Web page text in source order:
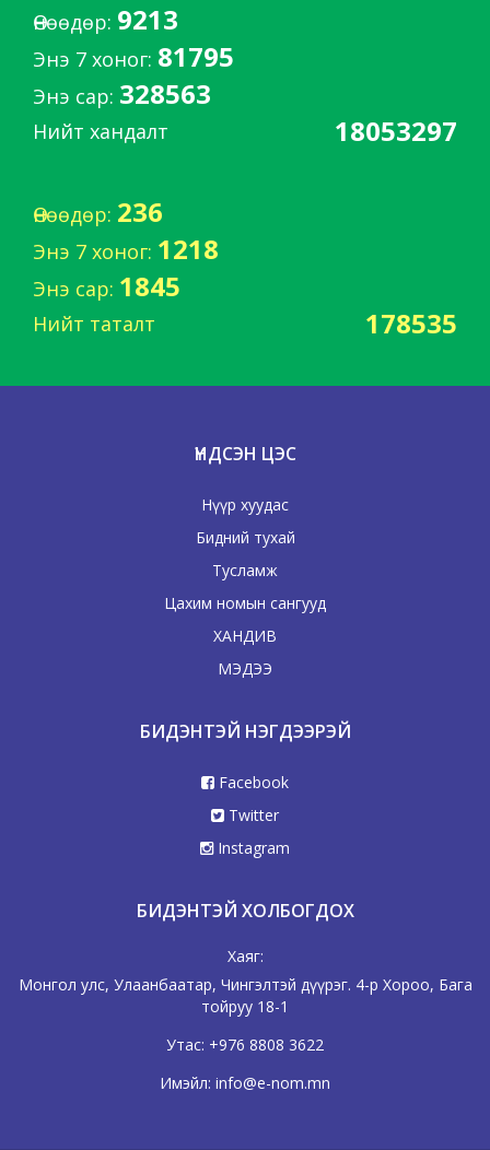
Өнөөдөр: 9213
Энэ 7 хоног: 81795
Энэ сар: 328563
Нийт хандалт 18053297
Өнөөдөр: 236
Энэ 7 хоног: 1218
Энэ сар: 1845
Нийт таталт 178535
ҮНДСЭН ЦЭС
Нүүр хуудас
Бидний тухай
Тусламж
Цахим номын сангууд
ХАНДИВ
МЭДЭЭ
БИДЭНТЭЙ НЭГДЭЭРЭЙ
Facebook
Twitter
Instagram
БИДЭНТЭЙ ХОЛБОГДОХ
Хаяг:
Монгол улс, Улаанбаатар, Чингэлтэй дүүрэг. 4-р Хороо, Бага
тойруу 18-1
Утас: +976 8808 3622
Имэйл: info@e-nom.mn